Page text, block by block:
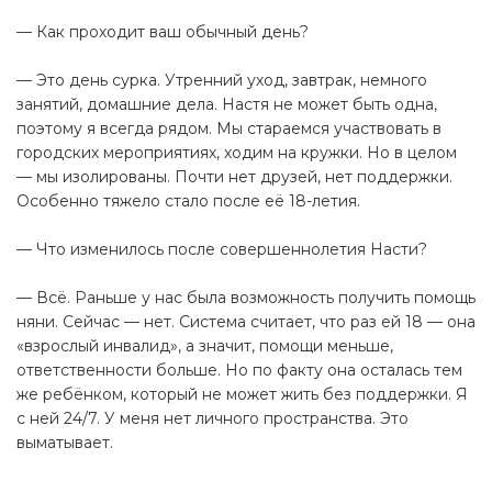
— Как проходит ваш обычный день?
— Это день сурка. Утренний уход, завтрак, немного
занятий, домашние дела. Настя не может быть одна,
поэтому я всегда рядом. Мы стараемся участвовать в
городских мероприятиях, ходим на кружки. Но в целом
— мы изолированы. Почти нет друзей, нет поддержки.
Особенно тяжело стало после её 18-летия.
— Что изменилось после совершеннолетия Насти?
— Всё. Раньше у нас была возможность получить помощь
няни. Сейчас — нет. Система считает, что раз ей 18 — она
«взрослый инвалид», а значит, помощи меньше,
ответственности больше. Но по факту она осталась тем
же ребёнком, который не может жить без поддержки. Я
с ней 24/7. У меня нет личного пространства. Это
выматывает.